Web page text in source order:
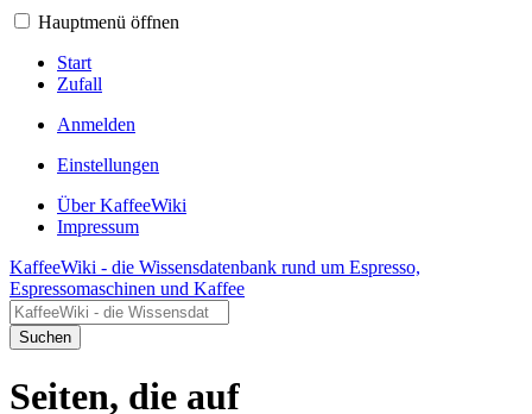
Hauptmenü öffnen
Start
Zufall
Anmelden
Einstellungen
Über KaffeeWiki
Impressum
KaffeeWiki - die Wissensdatenbank rund um Espresso,
Espressomaschinen und Kaffee
Suchen
Seiten, die auf